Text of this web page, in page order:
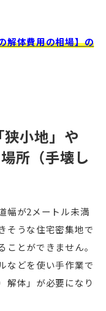
解体費用の相場】の
小地」や
所（手壊し
幅が2メートル未満
そうな住宅密集地で
とができません。
などを使い手作業で
解体」が必要になり